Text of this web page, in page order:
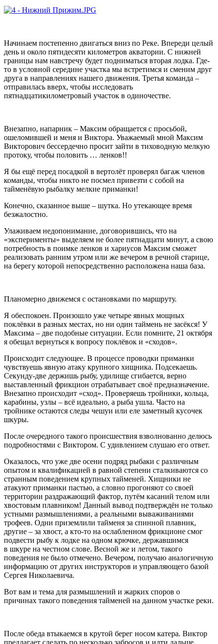
Начинаем постепенно двигаться вниз по Реке. Впереди целый
день и около пятидесяти километров акватории. С нижней
границы нам навстречу будет подниматься вторая лодка. Где-
то в условной середине участка мы встретимся и сменим друг
друга в направлениях нашего движения. Третья команда –
отправилась вверх, чтобы исследовать
пятнадцатикилометровый участок в одиночестве.
Внезапно, напарник – Максим обращается с просьбой,
ошеломившей и меня и Виктора. Уважаемый мной Максим
Викторович бессердечно просит зайти в тиховодную мелкую
протоку, чтобы половить … ленков!!
Я бы ещё перед посадкой в вертолёт проверял багаж членов
команды, чтобы никто не посмел привезти с собой на
тайменёвую рыбалку мелкие приманки!
Конечно, сказанное выше – шутка. Но утекающее время
безжалостно.
Улаживаем недопонимание, договорившись, что на
«эксперименты» выделяем не более пятнадцати минут, а свою
потребность в поимке ленков и хариусов Максим сможет
реализовать ранним утром или же вечером в речной старице,
на берегу которой непосредственно расположена наша база.
Планомерно движемся с остановками по маршруту.
Я обеспокоен. Произошло уже четыре явных мощных
поклёвки в разных местах, но ни один таймень не засёкся! У
Максима – две подобные ситуации. Если помните, 21 октября
я обещал вернуться к вопросу поклёвок и «сходов».
Происходит следующее. В процессе проводки приманки
чувствуешь явную атаку крупного хищника. Подсекаешь.
Секунду-две держишь рыбу, удилище сгибается, верно
выставленный фрикцион отрабатывает своё предназначение.
Внезапно происходит «сход». Проверяешь тройники, кольца,
карабины, узлы – всё идеально, а рыба ушла. Часто на
тройнике остаются следы чешуи или еле заметный кусочек
шкуры.
После очередного такого происшествия взволнованно делюсь
подробностями с Виктором. С удивлением слушаю его ответ.
Оказалось, что уже две осени подряд рыбаки с различным
опытом и квалификацией в равной степени сталкиваются со
странным поведением крупных тайменей. Хищники не
атакуют приманки пастью, а словно прогоняют со своей
территории раздражающий фактор, путём касаний телом или
хвостовым плавником! Данный вывод подтверждён не только
устными размышлениями, а реальными вываживаниями
трофеев. Одни приземлили тайменя за спинной плавник,
другие – за хвост, а кто-то на ослабленном фрикционе смог
подвести рыбу к лодке на одном крючке, державшимся
в шкуре на честном слове. Весной же и летом, такого
поведения не было отмечено. Вечером, получаю аналогичную
информацию от других инструкторов и управляющего базой
Сергея Николаевича.
Вот вам и тема для размышлений и жарких споров о
причинах такого поведения тайменей на данном участке реки.
После обеда втыкаемся в крутой берег носом катера. Виктор
предлагает сделать по несколько забросов и идти дальше.